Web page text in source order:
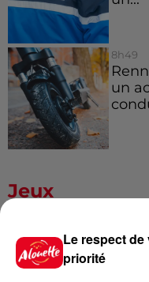
8h49
un
Jeux
Le respect de
priorité